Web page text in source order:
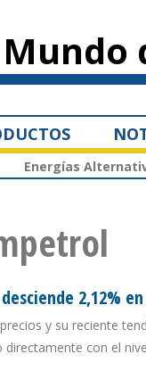
principal
Mundo
Energías
2,12%
y su reciente
con el